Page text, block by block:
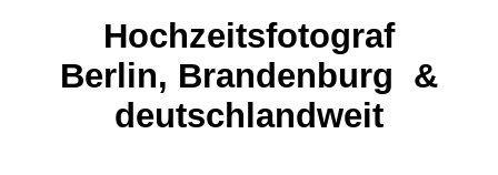
Hochzeitsfotograf
Berlin, Brandenburg &
deutschlandweit
Anfrage stellen →